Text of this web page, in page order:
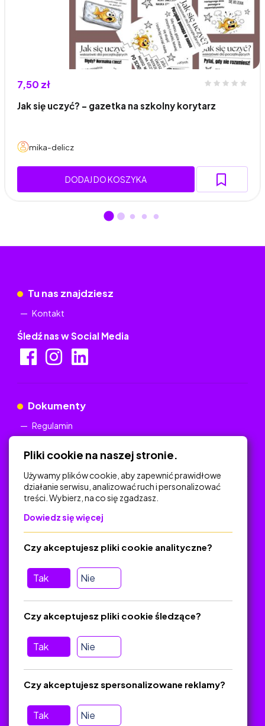
7,50 zł
Jak się uczyć? - gazetka na szkolny korytarz
mika-delicz
DODAJ DO KOSZYKA
Tu nas znajdziesz
Kontakt
Śledź nas w Social Media
Dokumenty
Regulamin
Na skróty
Polityka Prywatności
Regulamin
O platformie
Baza materiałów dydaktycznych
Jak zostać autorem
FAQ
wiadomość nie trafiła do folderu SPAM)
Pliki cookie na naszej stronie.
Używamy plików cookie, aby zapewnić prawidłowe
działanie serwisu, analizować ruch i personalizować
treści. Wybierz, na co się zgadzasz.
Dowiedz się więcej
Tak Nie
Czy akceptujesz pliki cookie analityczne?
Tak Nie
Czy akceptujesz pliki cookie śledzące?
Tak Nie
Czy akceptujesz spersonalizowane reklamy?